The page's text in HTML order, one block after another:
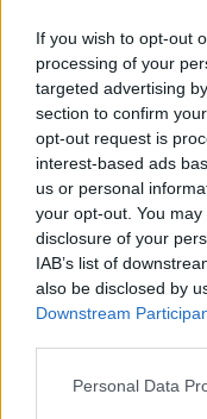
If you wish to opt-out
processing of your
targeted advertising
section to confirm
opt-out request is
interest-based ads
us or personal
your opt-out. You
disclosure of your
IAB’s list of
also be disclosed by
Downstream
Please note that this
Personal Data
de Apeel y sus
Lecciones
Fundadores
La controversia en
de que la
son
tecnología
startups fallar